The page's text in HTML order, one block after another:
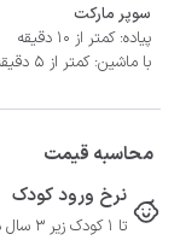
سوپر مارکت
پیاده: کمتر از 10 دقیقه
با ماشین: کمتر از 5 دقیقه
محاسبه قیمت
نرخ ورود کودک
تا 1 کودک زیر 3 سال در صورتحساب لحاظ نمی گردد